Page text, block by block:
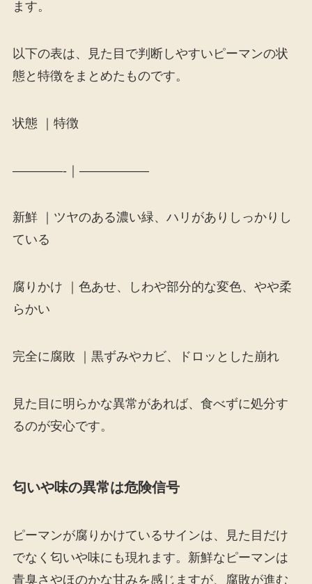
ます。
以下の表は、見た目で判断しやすいピーマンの状
態と特徴をまとめたものです。
状態 ｜特徴
————-｜—————–
新鮮 ｜ツヤのある濃い緑、ハリがありしっかりし
ている
腐りかけ ｜色あせ、しわや部分的な変色、やや柔
らかい
完全に腐敗 ｜黒ずみやカビ、ドロッとした崩れ
見た目に明らかな異常があれば、食べずに処分す
るのが安心です。
匂いや味の異常は危険信号
ピーマンが腐りかけているサインは、見た目だけ
でなく匂いや味にも現れます。新鮮なピーマンは
青臭さやほのかな甘みを感じますが、腐敗が進む